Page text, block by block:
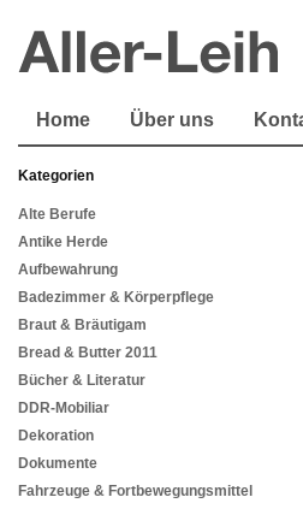
Home Über uns
Kategorien
Alte Berufe
Antike Herde
Aufbewahrung
Badezimmer & Körperpflege
Braut & Bräutigam
Bread & Butter 2011
Bücher & Literatur
DDR-Mobiliar
Dekoration
Dokumente
Fahrzeuge & Fortbewegungsmittel